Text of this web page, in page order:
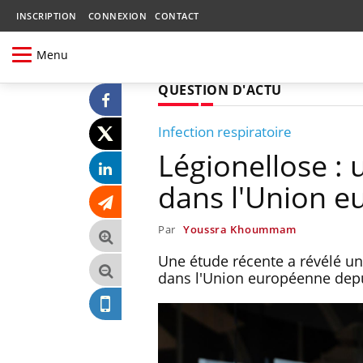
INSCRIPTION CONNEXION CONTACT
Menu
QUESTION D'ACTU
Infection respiratoire
Légionellose :
dans l'Union
Par Youssra Khoummam
Une étude récente a révélé
dans l'Union européenne